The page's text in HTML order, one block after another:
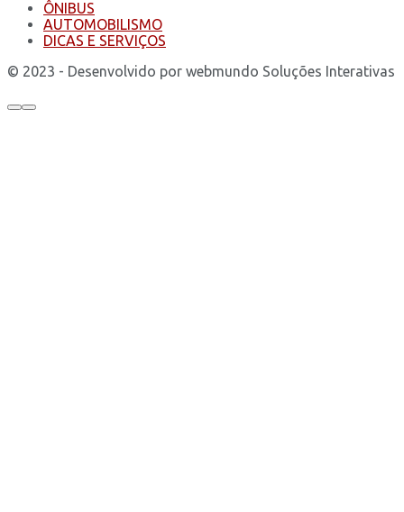
ÔNIBUS
AUTOMOBILISMO
DICAS E SERVIÇOS
© 2023 - Desenvolvido por webmundo Soluções Interativas